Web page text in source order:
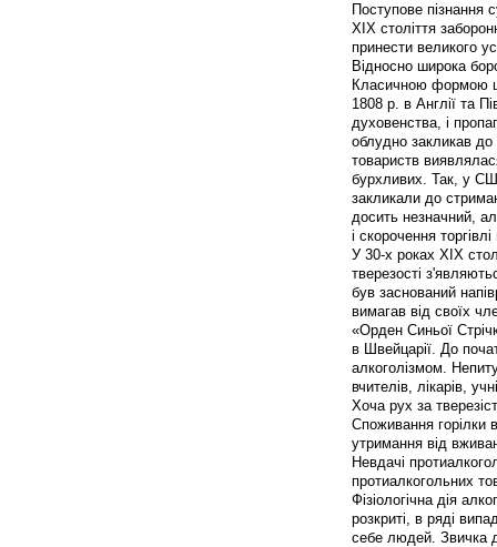
Поступове пізнання
XIX століття
принести великого
Відносно широка
Класичною формою
1808 р. в Англії та
духовенства, і
облудно закликав до
товариств
бурхливих. Так, у
закликали до
досить незначний,
і скорочення
У 30-х роках XIX
тверезості
був заснований
вимагав від своїх
«Орден Синьої
в Швейцарії. До
алкоголізмом.
вчителів, лікарів,
Хоча рух за
Споживання горілки
утримання від
Невдачі
протиалкогольних
Фізіологічна дія
розкриті, в ряді
себе людей. Звичка